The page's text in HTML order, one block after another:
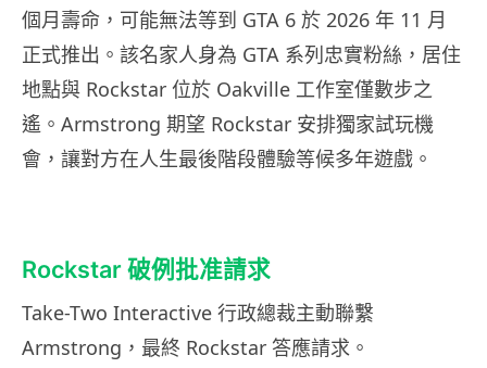
個月壽命，可能無法等到 GTA 6 於 2026 年 11 月
正式推出。該名家人身為 GTA 系列忠實粉絲，居住
地點與 Rockstar 位於 Oakville 工作室僅數步之
遙。Armstrong 期望 Rockstar 安排獨家試玩機
會，讓對方在人生最後階段體驗等候多年遊戲。
Rockstar 破例批准請求
Take-Two Interactive 行政總裁主動聯繫
Armstrong，最終 Rockstar 答應請求。